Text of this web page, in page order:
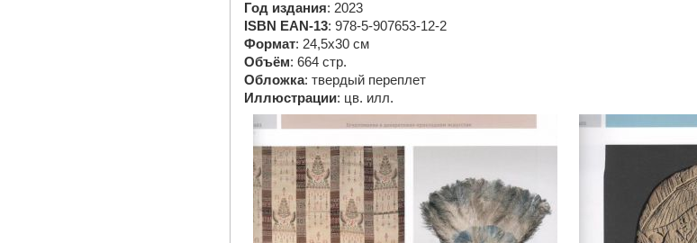
Год издания: 2023
ISBN EAN-13: 978-5-907653-12-2
Формат: 24,5х30 см
Объём: 664 стр.
Обложка: твердый переплет
Иллюстрации: цв. илл.